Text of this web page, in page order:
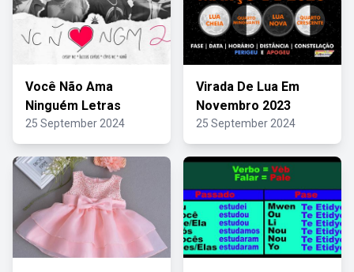
Você Não Ama
Ninguém Letras
25 September 2024
Virada De Lua Em
Novembro 2023
25 September 2024